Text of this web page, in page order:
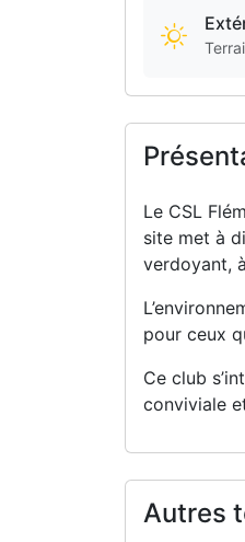
Le CSL
site met à
verdoyant,
pour ceux
Ce club
conviviale
Autres